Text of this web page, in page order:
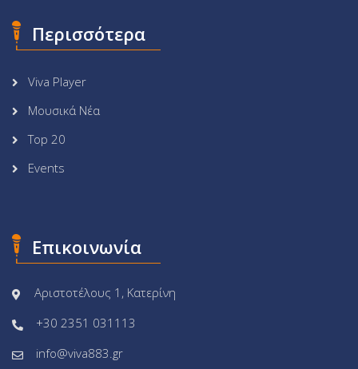
Περισσότερα
Viva Player
Μουσικά Νέα
Top 20
Events
Επικοινωνία
Αριστοτέλους 1, Κατερίνη
+30 2351 031113
info@viva883.gr